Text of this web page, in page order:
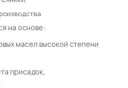
на основе:
масел высокой степени
присадок,